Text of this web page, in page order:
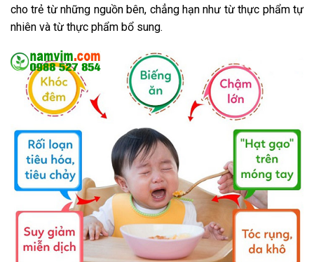
cho trẻ từ những nguồn bên, chẳng hạn như từ thực phẩm tự
nhiên và từ thực phẩm bổ sung.